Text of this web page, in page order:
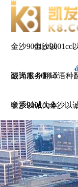
金沙9001cc以
诚为本-9001cc
金沙以诚为本
金沙9001cc
翻译服务翻译语种
联系9001cc金沙以